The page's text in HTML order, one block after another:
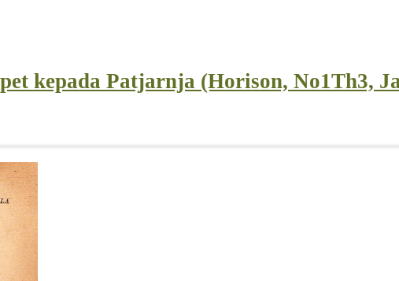
kepada Patjarnja (Horison, No1Th3,